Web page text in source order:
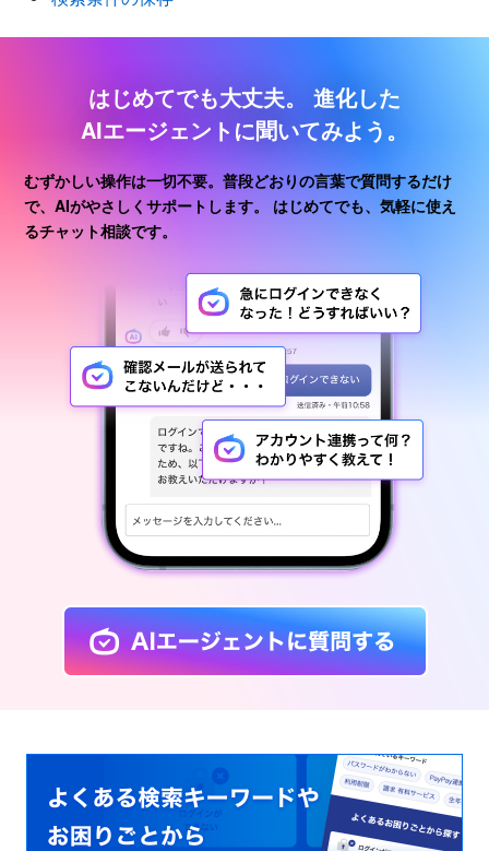
はじめてでも大丈夫。
進化した
AIエージェントに聞いてみよう。
むずかしい操作は一切不要。普段どおりの言葉で質問するだけ
で、AIがやさしくサポートします。
はじめてでも、気軽に使え
るチャット相談です。